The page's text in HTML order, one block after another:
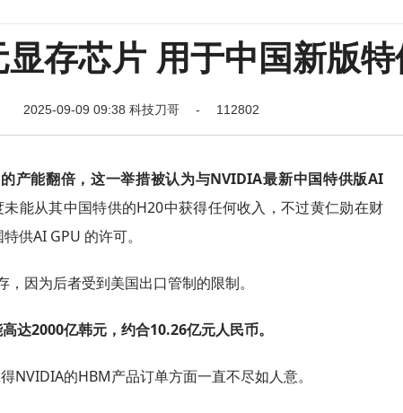
存芯片 用于中国新版
2025-09-09 09:38 科技刀哥 - 112802
产能翻倍，这一举措被认为与NVIDIA最新中国特供版AI
能从其中国特供的H20中获得任何收入，不过黄仁勋在财
供AI GPU 的许可。
因为后者受到美国出口管制的限制。
达2000亿韩元，约合10.26亿元人民币。
NVIDIA的HBM产品订单方面一直不尽如人意。